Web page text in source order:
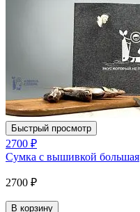
Быстрый просмотр
2700 ₽
Сумка с вышивкой большая
2700 ₽
В корзину